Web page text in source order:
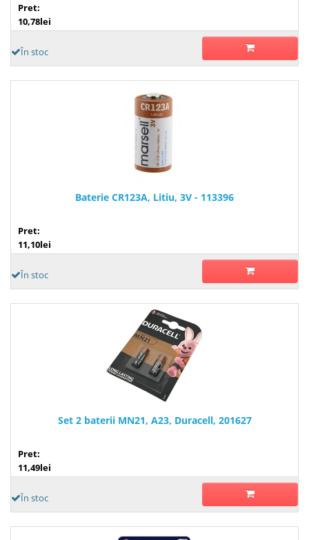
Pret:
10,78lei
În stoc
Baterie CR123A, Litiu, 3V - 113396
Pret:
11,10lei
În stoc
Set 2 baterii MN21, A23, Duracell, 201627
Pret:
11,49lei
În stoc